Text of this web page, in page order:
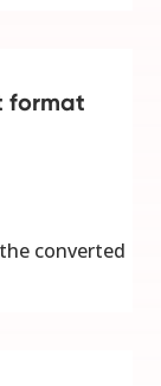
format
converted